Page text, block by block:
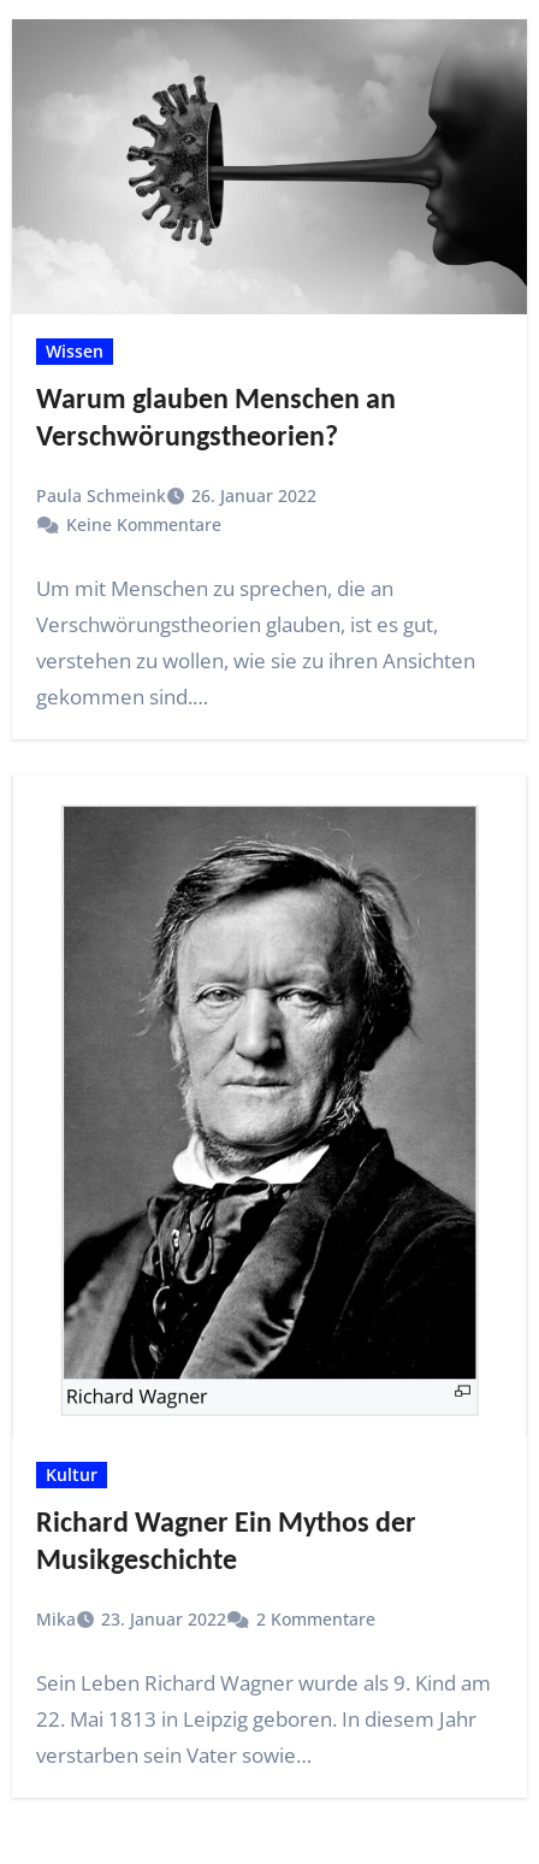
Wissen
Warum glauben Menschen an
Verschwörungstheorien?
Paula Schmeink
26. Januar 2022
Keine Kommentare
Um mit Menschen zu sprechen, die an
Verschwörungstheorien glauben, ist es gut,
verstehen zu wollen, wie sie zu ihren Ansichten
gekommen sind.…
Kultur
Richard Wagner Ein Mythos der
Musikgeschichte
Mika 23. Januar 2022 2 Kommentare
Sein Leben Richard Wagner wurde als 9. Kind am
22. Mai 1813 in Leipzig geboren. In diesem Jahr
verstarben sein Vater sowie…